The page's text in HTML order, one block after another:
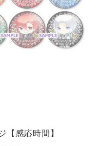
【感応時間】